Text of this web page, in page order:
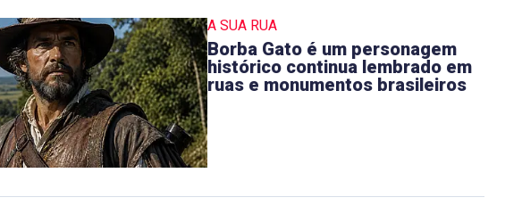
A SUA RUA
Borba Gato é um personagem
histórico continua lembrado em
ruas e monumentos brasileiros